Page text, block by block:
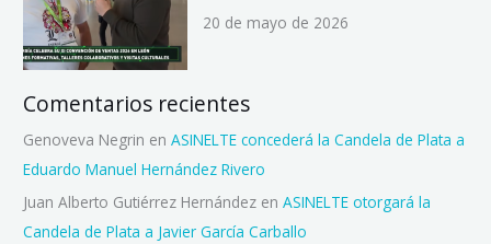
20 de mayo de 2026
Comentarios recientes
Genoveva Negrin enASINELTE concederá la Candela de Plata a
Eduardo Manuel Hernández Rivero
Juan Alberto Gutiérrez Hernández enASINELTE otorgará la
Candela de Plata a Javier García Carballo